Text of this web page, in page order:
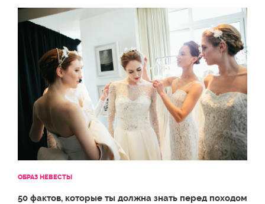
ОБРАЗ НЕВЕСТЫ
50 фактов, которые ты должна знать перед походом